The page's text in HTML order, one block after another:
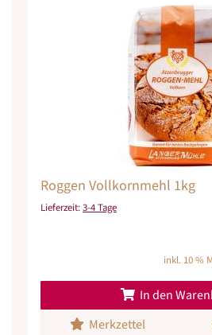
Roggen Vollkornmehl 1kg
Lieferzeit:3-4 Tage
inkl. 10 %
In den
Merkzettel